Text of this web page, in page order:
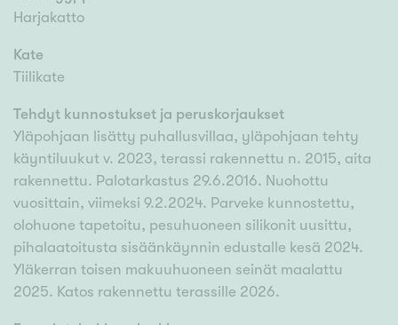
Harjakatto
Kate
Tiilikate
Tehdyt kunnostukset ja peruskorjaukset
Yläpohjaan lisätty puhallusvillaa, yläpohjaan tehty
käyntiluukut v. 2023, terassi rakennettu n. 2015, aita
rakennettu. Palotarkastus 29.6.2016. Nuohottu
vuosittain, viimeksi 9.2.2024. Parveke kunnostettu,
olohuone tapetoitu, pesuhuoneen silikonit uusittu,
pihalaatoitusta sisäänkäynnin edustalle kesä 2024.
Yläkerran toisen makuuhuoneen seinät maalattu
2025. Katos rakennettu terassille 2026.